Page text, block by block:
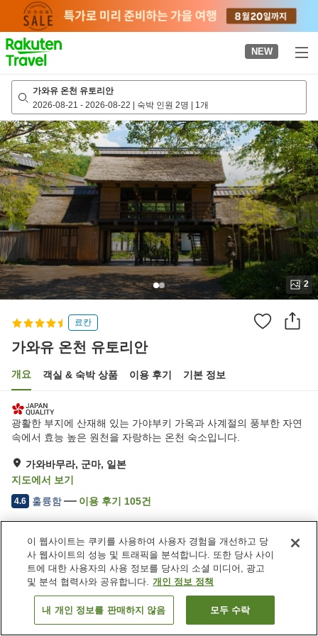
page
NEW
가와유 온천 유토리안
2026-08-21 - 2026-08-22 | 숙박 인원 2명 | 1개
2
료칸
가와유 온천 유토리안
개요 객실 & 숙박 상품 이용 후기 기본 정보
광활한 부지에 산재해 있는 가야부키 가옥과 사계절의 풍부한 자연
속에서 효능 높은 원천을 자랑하는 온천 숙소입니다.
가와바무라, 군마, 일본
지도에서 보기
4.6 훌륭함 이용 후기 105건
숙소 편의 시설/서비스
송영 서비스
택배
특별식 - 알레르기
특별식 - 고령자
일본 군마 가와바무라 가와유 온천 유토리안
객실 보기
이 웹사이트는 쿠키를 사용하여 사용자 경험을 개선하고 당
사 웹사이트의 성능 및 트래픽을 분석합니다. 또한 당사 사이
트에 대한 사용자의 사용 정보를 당사의 소셜 미디어, 광고
및 분석 협력사와 공유합니다. 개인 정보 정책
내 개인 정보를 판매하지 않음 모두 수락